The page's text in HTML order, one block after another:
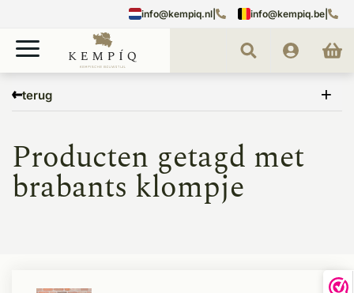
info@kempiq.nl info@kempiq.be
terug
brabants klompje
Producten getagd met
brabants klompje